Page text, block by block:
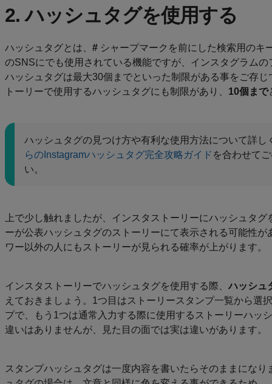
2. ハッシュタグを使用する
ハッシュタグとは、 # シャープマークを前にした検索用のキ
のSNSにでも使用されている機能ですが、インスタグラム
ハッシュタグは最大30個までといった制限がある事をご存
トーリーで使用するハッシュタグにも制限があり、 10個まで
ハッシュタグの見つけ方や有利な使用方法について詳し
らのInstagramハッシュタグ完全攻略ガイドを合わせて
い。
上で少し触れましたが、インスタストーリーにハッシュタ
ーが公表ハッシュタグのストーリーにて表示される可能性
ワー以外の人にもストーリーが見られる確率が上がります。
インスタストーリーでハッシュタグを使用する際、ハッシュ
えておきましょう。1つ目はストーリースタンプ一覧から選
プで、もう1つは通常入力する際に使用するストーリーハッ
違いはありませんが、見た目の面では実は違いがあります。
スタンプハッシュタグは一度内容を書いたらそのままにな